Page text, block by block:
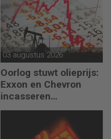
03 augustus 2026
Oorlog stuwt olieprijs:
Exxon en Chevron
incasseren
miljardenwinsten